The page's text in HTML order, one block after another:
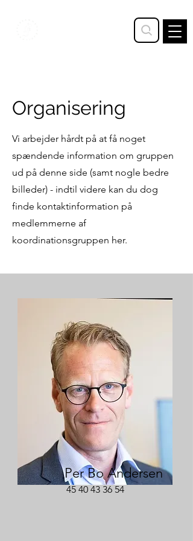
Organisering
Vi arbejder hårdt på at få noget
spændende information om gruppen
ud på denne side (samt nogle bedre
billeder) - indtil videre kan du dog
finde kontaktinformation på
medlemmerne af
koordinationsgruppen her.
Per Bo Andersen
45 40 43 36 54